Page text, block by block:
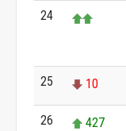
24
25 10
26 427